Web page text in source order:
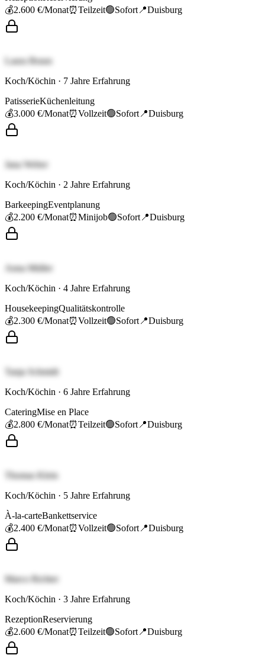
💰2.600 €/Monat⏰Teilzeit🟢Sofort 📍Duisburg
Laura Braun
Koch/Köchin · 7 Jahre Erfahrung
PatisserieKüchenleitung
💰3.000 €/Monat⏰Vollzeit🟢Sofort 📍Duisburg
Jana Weber
Koch/Köchin · 2 Jahre Erfahrung
BarkeepingEventplanung
💰2.200 €/Monat⏰Minijob🟢Sofort 📍Duisburg
Anna Müller
Koch/Köchin · 4 Jahre Erfahrung
HousekeepingQualitätskontrolle
💰2.300 €/Monat⏰Vollzeit🟢Sofort 📍Duisburg
Tanja Schmidt
Koch/Köchin · 6 Jahre Erfahrung
CateringMise en Place
💰2.800 €/Monat⏰Teilzeit🟢Sofort 📍Duisburg
Thomas Klein
Koch/Köchin · 5 Jahre Erfahrung
À-la-carteBankettservice
💰2.400 €/Monat⏰Vollzeit🟢Sofort 📍Duisburg
Marco Richter
Koch/Köchin · 3 Jahre Erfahrung
RezeptionReservierung
💰2.600 €/Monat⏰Teilzeit🟢Sofort 📍Duisburg